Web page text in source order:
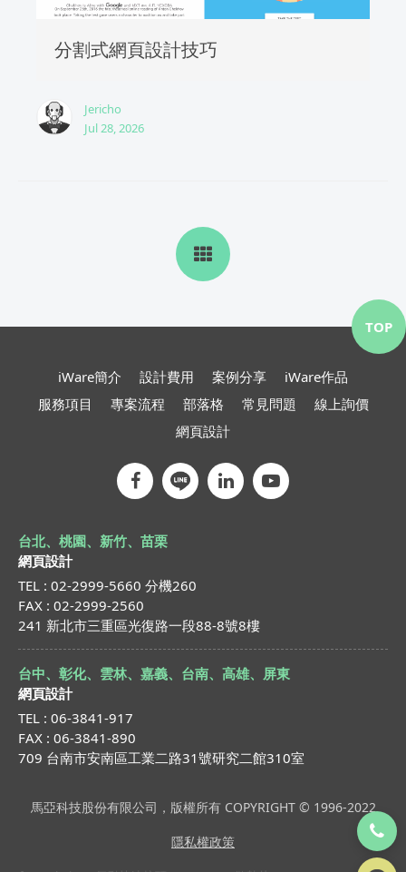
分割式網頁設計技巧
Jericho
Jul 28, 2026
iWare簡介 設計費用 案例分享
iWare作品
服務項目
專案流程 部落格 常見問題
線上詢價
網頁設計
台北、桃園、新竹、苗栗
網頁設計
TEL : 02-2999-5660 分機260
FAX : 02-2999-2560
241 新北市三重區光復路一段88-8號8樓
台中、彰化、雲林、嘉義、台南、高雄、屏東
網頁設計
TEL : 06-3841-917
FAX : 06-3841-890
709 台南市安南區工業二路31號研究二館310室
馬亞科技股份有限公司，版權所有 COPYRIGHT © 1996-2022
隱私權政策
TOP